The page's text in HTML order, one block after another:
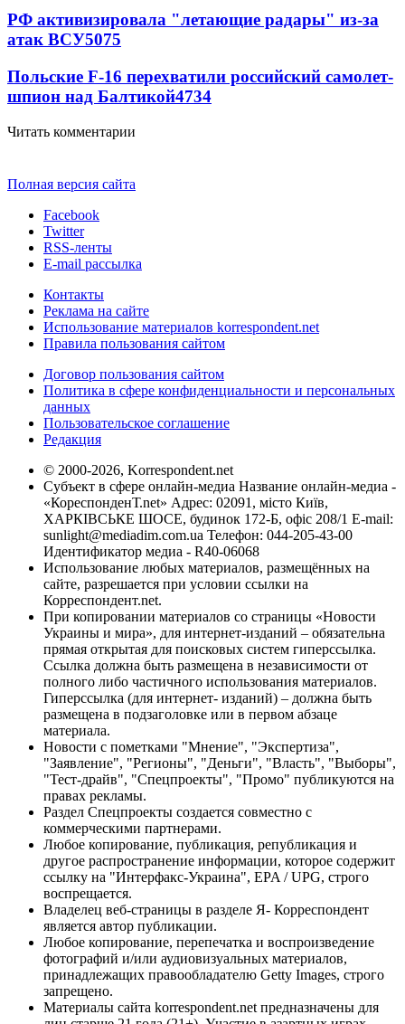
РФ активизировала "летающие радары" из-за
атак ВСУ5075
Польские F-16 перехватили российский самолет-
шпион над Балтикой4734
Читать комментарии
Полная версия сайта
Facebook
Twitter
RSS-ленты
E-mail рассылка
Контакты
Реклама на сайте
Использование материалов korrespondent.net
Правила пользования сайтом
Договор пользования сайтом
Политика в сфере конфиденциальности и персональных
данных
Пользовательское соглашение
Редакция
© 2000-2026, Korrespondent.net
Субъект в сфере онлайн-медиа Название онлайн-медиа -
«КореспонденТ.net» Адрес: 02091, місто Київ,
ХАРКІВСЬКЕ ШОСЕ, будинок 172-Б, офіс 208/1 E-mail:
sunlight@mediadim.com.ua Телефон: 044-205-43-00
Идентификатор медиа - R40-06068
Использование любых материалов, размещённых на
сайте, разрешается при условии ссылки на
Корреспондент.net.
При копировании материалов со страницы «Новости
Украины и мира», для интернет-изданий – обязательна
прямая открытая для поисковых систем гиперссылка.
Ссылка должна быть размещена в независимости от
полного либо частичного использования материалов.
Гиперссылка (для интернет- изданий) – должна быть
размещена в подзаголовке или в первом абзаце
материала.
Новости с пометками "Мнение", "Экспертиза",
"Заявление", "Регионы", "Деньги", "Власть", "Выборы",
"Тест-драйв", "Спецпроекты", "Промо" публикуются на
правах рекламы.
Раздел Спецпроекты создается совместно с
коммерческими партнерами.
Любое копирование, публикация, републикация и
другое распространение информации, которое содержит
ссылку на "Интерфакс-Украина", EPA / UPG, строго
воспрещается.
Владелец веб-страницы в разделе Я- Корреспондент
является автор публикации.
Любое копирование, перепечатка и воспроизведение
фотографий и/или аудиовизуальных материалов,
принадлежащих правообладателю Getty Images, строго
запрещено.
Материалы сайта korrespondent.net предназначены для